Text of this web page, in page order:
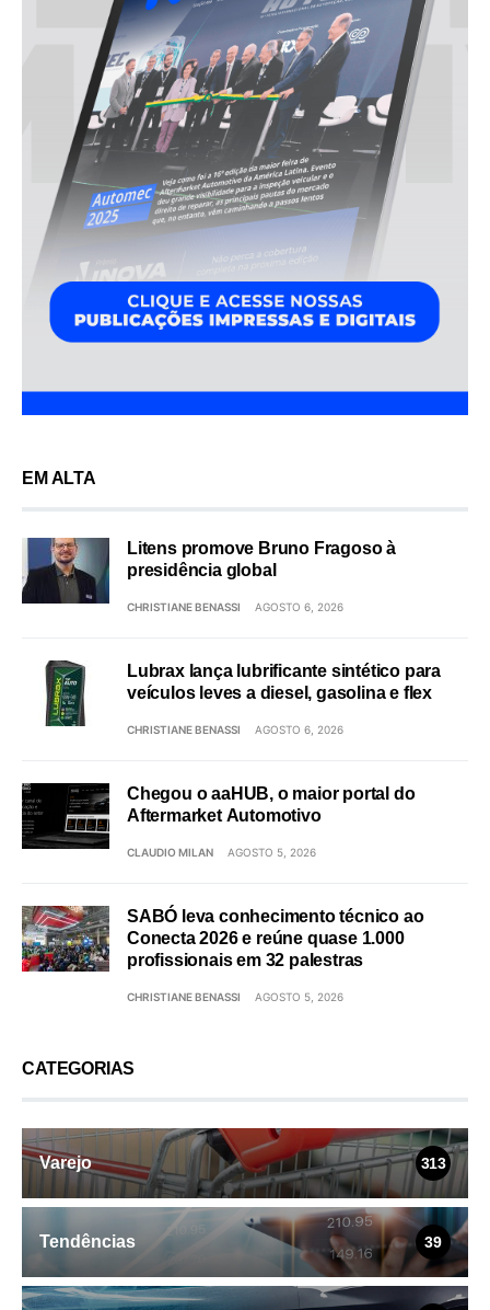
EM ALTA
Litens promove Bruno Fragoso à
presidência global
CHRISTIANE BENASSI AGOSTO 6, 2026
Lubrax lança lubrificante sintético para
veículos leves a diesel, gasolina e flex
CHRISTIANE BENASSI AGOSTO 6, 2026
Chegou o aaHUB, o maior portal do
Aftermarket Automotivo
CLAUDIO MILAN AGOSTO 5, 2026
SABÓ leva conhecimento técnico ao
Conecta 2026 e reúne quase 1.000
profissionais em 32 palestras
CHRISTIANE BENASSI AGOSTO 5, 2026
CATEGORIAS
Varejo 313
Tendências 39